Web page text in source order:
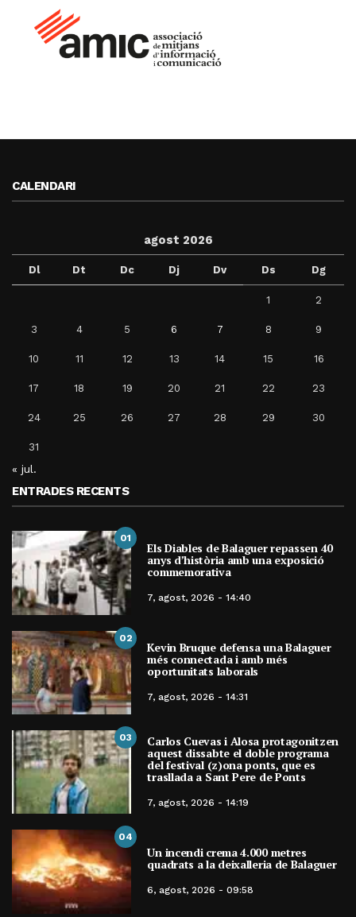
CALENDARI
agost 2026
Dl Dt Dc Dj Dv Ds Dg
1 2
3 4 5 6 7 8 9
10 11 12 13 14 15 16
17 18 19 20 21 22 23
24 25 26 27 28 29 30
31
« jul.
ENTRADES RECENTS
01
Els Diables de Balaguer repassen 40
anys d’història amb una exposició
commemorativa
7, agost, 2026 - 14:40
02
Kevin Bruque defensa una Balaguer
més connectada i amb més
oportunitats laborals
7, agost, 2026 - 14:31
03 Carlos Cuevas i Alosa protagonitzen
aquest dissabte el doble programa
del festival (z)ona ponts, que es
trasllada a Sant Pere de Ponts
7, agost, 2026 - 14:19
04
Un incendi crema 4.000 metres
quadrats a la deixalleria de Balaguer
6, agost, 2026 - 09:58